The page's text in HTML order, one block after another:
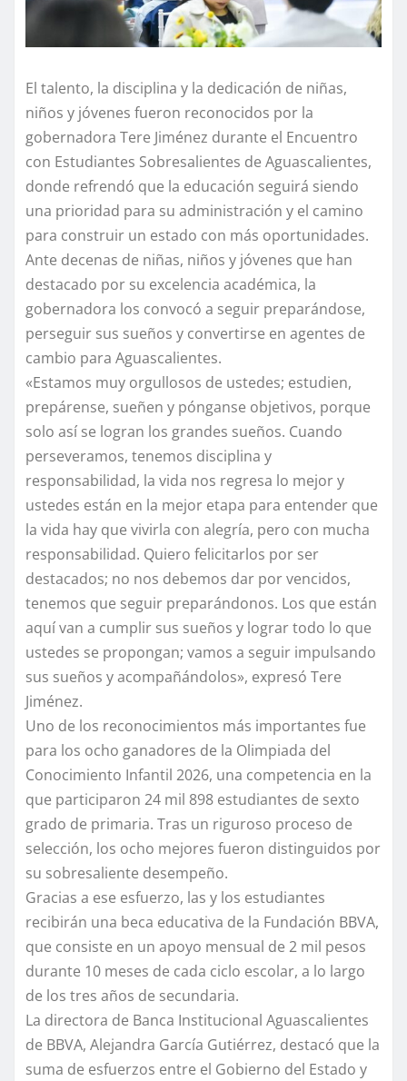
El talento, la disciplina y la dedicación de niñas,
niños y jóvenes fueron reconocidos por la
gobernadora Tere Jiménez durante el Encuentro
con Estudiantes Sobresalientes de Aguascalientes,
donde refrendó que la educación seguirá siendo
una prioridad para su administración y el camino
para construir un estado con más oportunidades.
Ante decenas de niñas, niños y jóvenes que han
destacado por su excelencia académica, la
gobernadora los convocó a seguir preparándose,
perseguir sus sueños y convertirse en agentes de
cambio para Aguascalientes.
«Estamos muy orgullosos de ustedes; estudien,
prepárense, sueñen y pónganse objetivos, porque
solo así se logran los grandes sueños. Cuando
perseveramos, tenemos disciplina y
responsabilidad, la vida nos regresa lo mejor y
ustedes están en la mejor etapa para entender que
la vida hay que vivirla con alegría, pero con mucha
responsabilidad. Quiero felicitarlos por ser
destacados; no nos debemos dar por vencidos,
tenemos que seguir preparándonos. Los que están
aquí van a cumplir sus sueños y lograr todo lo que
ustedes se propongan; vamos a seguir impulsando
sus sueños y acompañándolos», expresó Tere
Jiménez.
Uno de los reconocimientos más importantes fue
para los ocho ganadores de la Olimpiada del
Conocimiento Infantil 2026, una competencia en la
que participaron 24 mil 898 estudiantes de sexto
grado de primaria. Tras un riguroso proceso de
selección, los ocho mejores fueron distinguidos por
su sobresaliente desempeño.
Gracias a ese esfuerzo, las y los estudiantes
recibirán una beca educativa de la Fundación BBVA,
que consiste en un apoyo mensual de 2 mil pesos
durante 10 meses de cada ciclo escolar, a lo largo
de los tres años de secundaria.
La directora de Banca Institucional Aguascalientes
de BBVA, Alejandra García Gutiérrez, destacó que la
suma de esfuerzos entre el Gobierno del Estado y